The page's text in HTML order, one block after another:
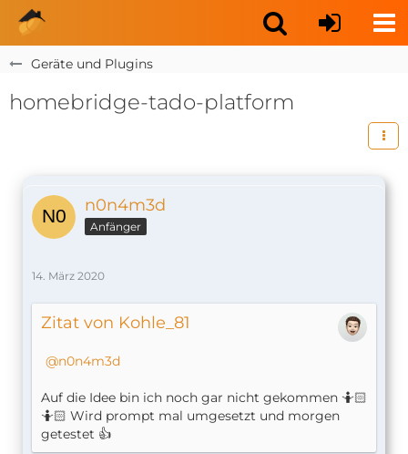
Geräte und Plugins
homebridge-tado-platform
n0n4m3d
Anfänger
14. März 2020
Zitat von Kohle_81
n0n4m3d
Auf die Idee bin ich noch gar nicht gekommen 🤷🏻
🤷🏻 Wird prompt mal umgesetzt und morgen
getestet 👍